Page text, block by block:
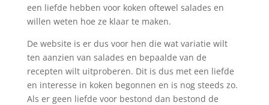
een liefde hebben voor koken oftewel salades en
willen weten hoe ze klaar te maken.
De website is er dus voor hen die wat variatie wilt
ten aanzien van salades en bepaalde van de
recepten wilt uitproberen. Dit is dus met een liefde
en interesse in koken begonnen en is nog steeds zo.
Als er geen liefde voor bestond dan bestond de